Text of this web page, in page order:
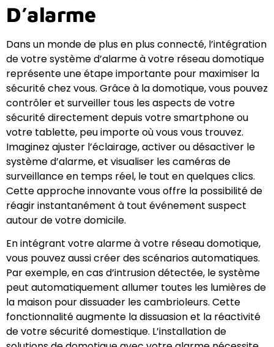
D’alarme
Dans un monde de plus en plus connecté, l’intégration
de votre système d’alarme à votre réseau domotique
représente une étape importante pour maximiser la
sécurité chez vous. Grâce à la domotique, vous pouvez
contrôler et surveiller tous les aspects de votre
sécurité directement depuis votre smartphone ou
votre tablette, peu importe où vous vous trouvez.
Imaginez ajuster l’éclairage, activer ou désactiver le
système d’alarme, et visualiser les caméras de
surveillance en temps réel, le tout en quelques clics.
Cette approche innovante vous offre la possibilité de
réagir instantanément à tout événement suspect
autour de votre domicile.
En intégrant votre alarme à votre réseau domotique,
vous pouvez aussi créer des scénarios automatiques.
Par exemple, en cas d’intrusion détectée, le système
peut automatiquement allumer toutes les lumières de
la maison pour dissuader les cambrioleurs. Cette
fonctionnalité augmente la dissuasion et la réactivité
de votre sécurité domestique. L’installation de